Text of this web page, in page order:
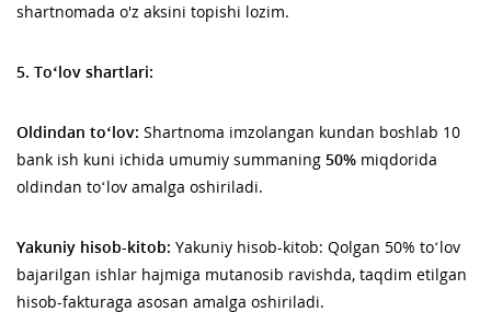
shartnomada o'z aksini topishi lozim.
5. To‘lov shartlari:
Oldindan to‘lov: Shartnoma imzolangan kundan boshlab 10
bank ish kuni ichida umumiy summaning 50% miqdorida
oldindan to‘lov amalga oshiriladi.
Yakuniy hisob-kitob: Yakuniy hisob-kitob: Qolgan 50% to‘lov
bajarilgan ishlar hajmiga mutanosib ravishda, taqdim etilgan
hisob-fakturaga asosan amalga oshiriladi.